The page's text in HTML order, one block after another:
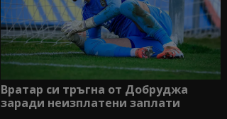
Вратар си тръгна от Добруджа
заради неизплатени заплати